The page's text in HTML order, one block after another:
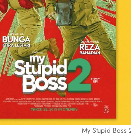
My Stupid Boss